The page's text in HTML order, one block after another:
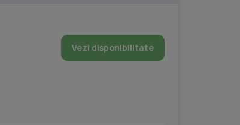
Vezi disponibilitate